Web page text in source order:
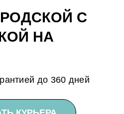
С
НА
до 360 дней